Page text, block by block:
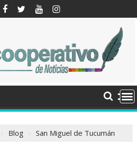
Blog San Miguel de Tucumán